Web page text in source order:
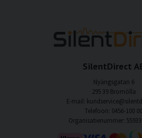
SilentDirect
Nyängsgatan 6
295 39 Bromölla
E-mail:
Telefoon: 0456-100 00
Organisatienummer: